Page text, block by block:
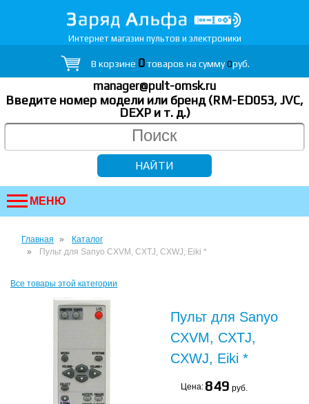
Интернет магазин пультов и электроники
В корзине 0товаров на сумму0руб.
manager@pult-omsk.ru
Введите номер модели или бренд (RM-ED053, JVC,
DEXP и т. д.)
МЕНЮ
Главная
Каталог
Пульт для Sanyo CXVM, CXTJ, CXWJ, Eiki *
Все товары этой категории
Пульт для Sanyo
CXVM, CXTJ,
CXWJ, Eiki *
Цена: 849 руб.